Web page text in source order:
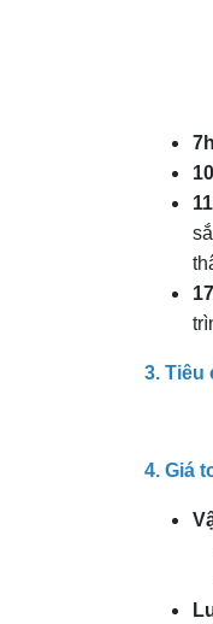
3. Tiêu
4. Giá